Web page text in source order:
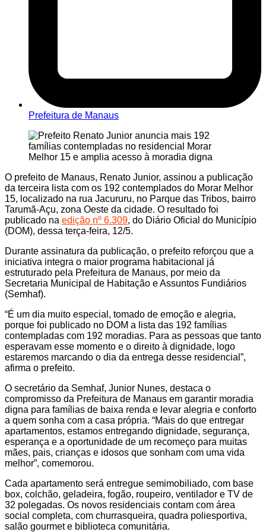
Prefeitura de Manaus
O prefeito de Manaus, Renato Junior, assinou a publicação
da terceira lista com os 192 contemplados do Morar Melhor
15, localizado na rua Jacururu, no Parque das Tribos, bairro
Tarumã-Açu, zona Oeste da cidade. O resultado foi
publicado na edição nº 6.309, do Diário Oficial do Município
(DOM), dessa terça-feira, 12/5.
Durante assinatura da publicação, o prefeito reforçou que a
iniciativa integra o maior programa habitacional já
estruturado pela Prefeitura de Manaus, por meio da
Secretaria Municipal de Habitação e Assuntos Fundiários
(Semhaf).
“É um dia muito especial, tomado de emoção e alegria,
porque foi publicado no DOM a lista das 192 famílias
contempladas com 192 moradias. Para as pessoas que tanto
esperavam esse momento e o direito à dignidade, logo
estaremos marcando o dia da entrega desse residencial”,
afirma o prefeito.
O secretário da Semhaf, Junior Nunes, destaca o
compromisso da Prefeitura de Manaus em garantir moradia
digna para famílias de baixa renda e levar alegria e conforto
a quem sonha com a casa própria. “Mais do que entregar
apartamentos, estamos entregando dignidade, segurança,
esperança e a oportunidade de um recomeço para muitas
mães, pais, crianças e idosos que sonham com uma vida
melhor”, comemorou.
Cada apartamento será entregue semimobiliado, com base
box, colchão, geladeira, fogão, roupeiro, ventilador e TV de
32 polegadas. Os novos residenciais contam com área
social completa, com churrasqueira, quadra poliesportiva,
salão gourmet e biblioteca comunitária.